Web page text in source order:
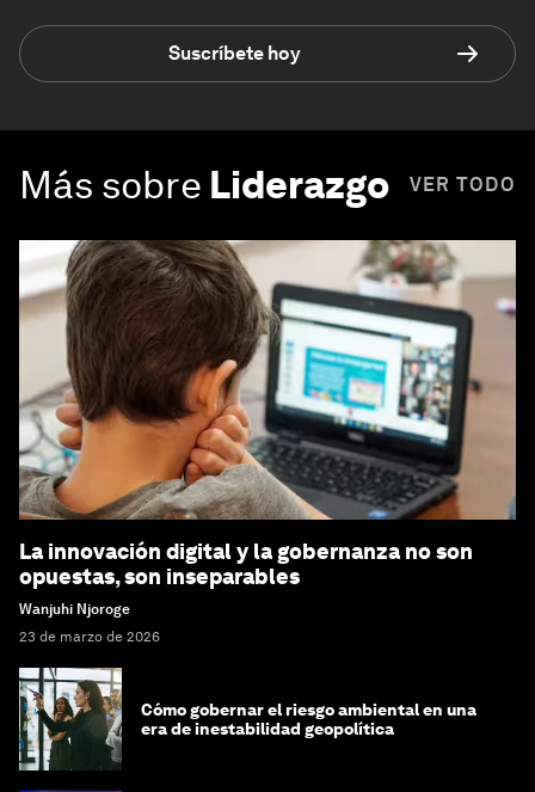
Suscríbete hoy
Más sobre Liderazgo VER TODO
La innovación digital y la gobernanza no son
opuestas, son inseparables
Wanjuhi Njoroge
23 de marzo de 2026
Cómo gobernar el riesgo ambiental en una
era de inestabilidad geopolítica